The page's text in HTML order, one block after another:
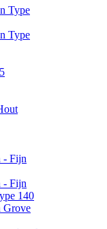
Type
Type
- Fijn
- Fijn
140
Grove